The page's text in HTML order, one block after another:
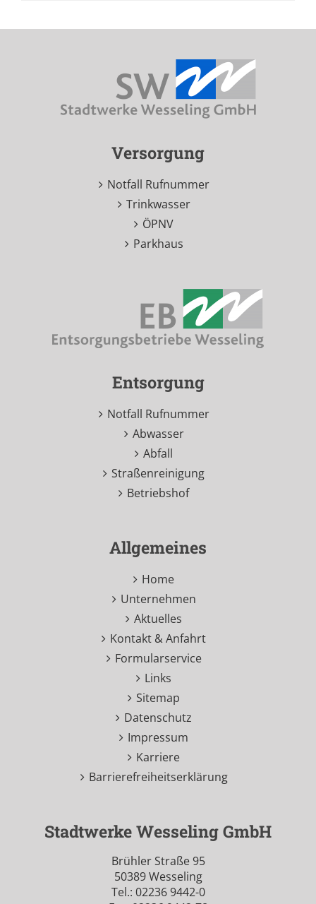
Versorgung
Notfall Rufnummer
Trinkwasser
ÖPNV
Parkhaus
Entsorgung
Notfall Rufnummer
Abwasser
Abfall
Straßenreinigung
Betriebshof
Allgemeines
Home
Unternehmen
Aktuelles
Kontakt & Anfahrt
Formularservice
Links
Sitemap
Datenschutz
Impressum
Karriere
Barrierefreiheitserklärung
Stadtwerke Wesseling GmbH
Brühler Straße 95
50389 Wesseling
Tel.: 02236 9442-0